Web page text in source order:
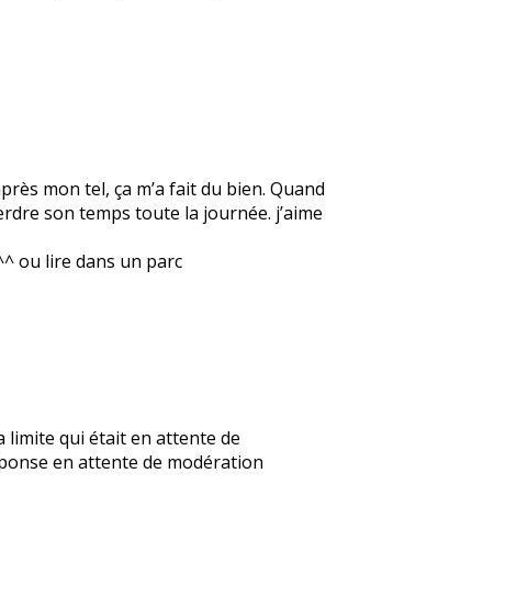
mon tel, ça m’a fait du bien. Quand
son temps toute la journée. j’aime
ou lire dans un parc
limite qui était en attente de
en attente de modération